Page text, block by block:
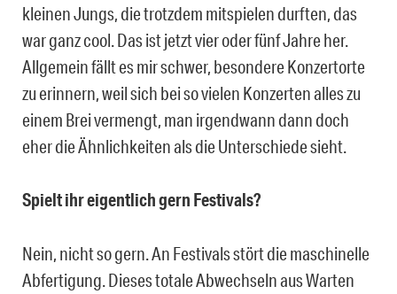
kleinen Jungs, die trotzdem mitspielen durften, das
war ganz cool. Das ist jetzt vier oder fünf Jahre her.
Allgemein fällt es mir schwer, besondere Konzertorte
zu erinnern, weil sich bei so vielen Konzerten alles zu
einem Brei vermengt, man irgendwann dann doch
eher die Ähnlichkeiten als die Unterschiede sieht.
Spielt ihr eigentlich gern Festivals?
Nein, nicht so gern. An Festivals stört die maschinelle
Abfertigung. Dieses totale Abwechseln aus Warten